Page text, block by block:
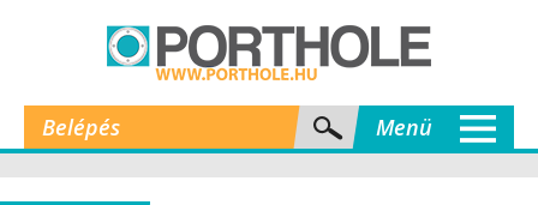
Belépés Menü